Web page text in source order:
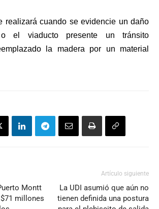
realizará cuando se evidencie un daño
el viaducto presente un tránsito
la madera por un material
Montt
millones
Artículo siguiente
La UDI asumió que aún no
tienen definida una postura